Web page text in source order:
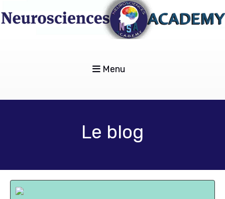
Menu
Le blog